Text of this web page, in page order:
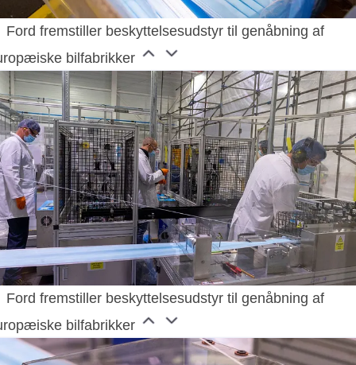
Ford fremstiller beskyttelsesudstyr til genåbning af
bilfabrikker
Ford fremstiller beskyttelsesudstyr til genåbning af
bilfabrikker